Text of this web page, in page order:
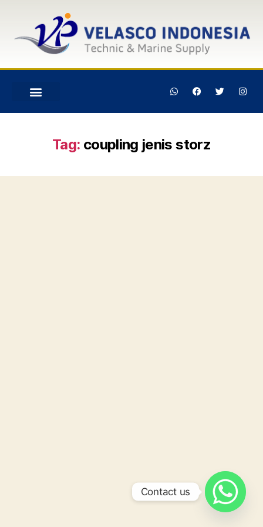
Tag: coupling jenis storz
Contact us